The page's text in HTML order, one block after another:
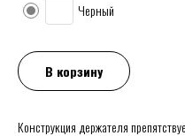
Черный
В корзину
Конструкция держателя